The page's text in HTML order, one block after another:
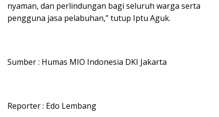
nyaman, dan perlindungan bagi seluruh warga serta
pengguna jasa pelabuhan,” tutup Iptu Aguk.
Sumber : Humas MIO Indonesia DKI Jakarta
Reporter : Edo Lembang